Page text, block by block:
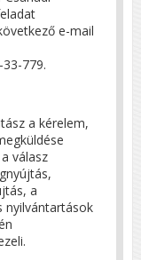
e-mail
779.
a kérelem,
válasz
a
nyilvántartások